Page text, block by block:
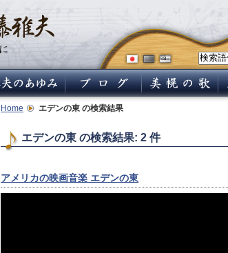
Home エデンの東 の検索結果
エデンの東 の検索結果: 2 件
アメリカの映画音楽 エデンの東